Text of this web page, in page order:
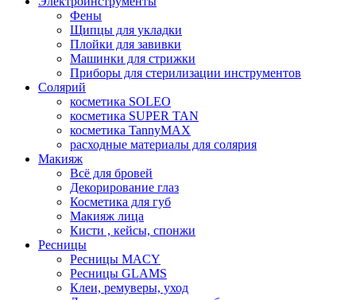
Фены
Щипцы для укладки
Плойки для завивки
Машинки для стрижки
Приборы для стерилизации инструментов
Солярий
косметика SOLEO
косметика SUPER TAN
косметика TannyMAX
расходные материалы для солярия
Макияж
Всё для бровей
Декорирование глаз
Косметика для губ
Макияж лица
Кисти , кейсы, спонжи
Ресницы
Ресницы MACY
Ресницы GLAMS
Клеи, ремуверы, уход